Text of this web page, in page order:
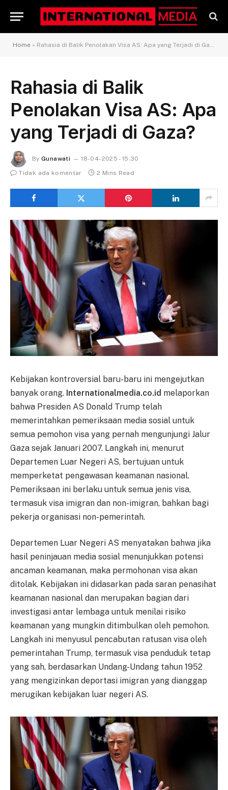
Home » Rahasia di Balik Penolakan Visa AS: Apa yang Terjadi di Gaza?
Rahasia di Balik
Penolakan Visa AS: Apa
yang Terjadi di Gaza?
By Gunawati
18-04-2025 - 15.30
Tidak ada komentar
2 Mins Read
Kebijakan kontroversial baru-baru ini mengejutkan
banyak orang. Internationalmedia.co.id melaporkan
bahwa Presiden AS Donald Trump telah
memerintahkan pemeriksaan media sosial untuk
semua pemohon visa yang pernah mengunjungi Jalur
Gaza sejak Januari 2007. Langkah ini, menurut
Departemen Luar Negeri AS, bertujuan untuk
memperketat pengawasan keamanan nasional.
Pemeriksaan ini berlaku untuk semua jenis visa,
termasuk visa imigran dan non-imigran, bahkan bagi
pekerja organisasi non-pemerintah.
Departemen Luar Negeri AS menyatakan bahwa jika
hasil peninjauan media sosial menunjukkan potensi
ancaman keamanan, maka permohonan visa akan
ditolak. Kebijakan ini didasarkan pada saran penasihat
keamanan nasional dan merupakan bagian dari
investigasi antar lembaga untuk menilai risiko
keamanan yang mungkin ditimbulkan oleh pemohon.
Langkah ini menyusul pencabutan ratusan visa oleh
pemerintahan Trump, termasuk visa penduduk tetap
yang sah, berdasarkan Undang-Undang tahun 1952
yang mengizinkan deportasi imigran yang dianggap
merugikan kebijakan luar negeri AS.